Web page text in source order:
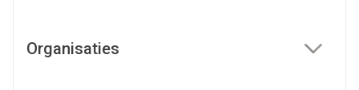
Organisaties